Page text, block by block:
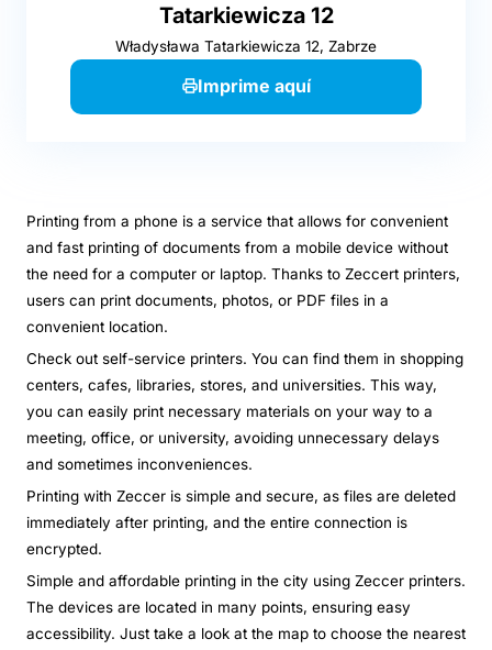
Tatarkiewicza 12
Władysława Tatarkiewicza 12, Zabrze
Imprime aquí
Printing from a phone is a service that allows for convenient
and fast printing of documents from a mobile device without
the need for a computer or laptop. Thanks to Zeccert printers,
users can print documents, photos, or PDF files in a
convenient location.
Check out self-service printers. You can find them in shopping
centers, cafes, libraries, stores, and universities. This way,
you can easily print necessary materials on your way to a
meeting, office, or university, avoiding unnecessary delays
and sometimes inconveniences.
Printing with Zeccer is simple and secure, as files are deleted
immediately after printing, and the entire connection is
encrypted.
Simple and affordable printing in the city using Zeccer printers.
The devices are located in many points, ensuring easy
accessibility. Just take a look at the map to choose the nearest